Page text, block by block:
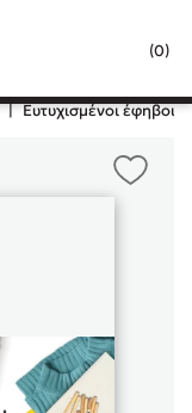
(0)
Κλείσιμο
| Ευτυχισμένοι έφηβοι